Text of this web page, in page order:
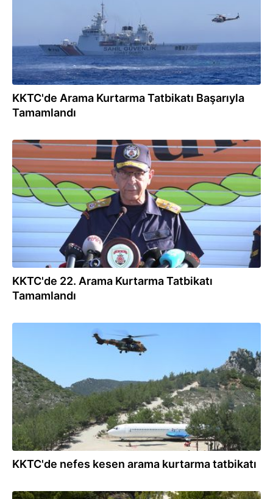
KKTC'de Arama Kurtarma Tatbikatı Başarıyla
Tamamlandı
25.06.2026
KKTC'de 22. Arama Kurtarma Tatbikatı
Tamamlandı
KKTC'de nefes kesen arama kurtarma tatbikatı